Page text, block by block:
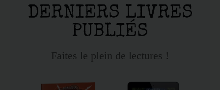
DERNIERS LIVRES
PUBLIÉS
Faites le plein de lectures !